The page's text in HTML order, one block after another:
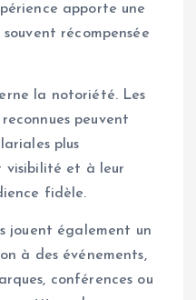
apporte une
récompensée
la notoriété. Les
peuvent
plus
visibilité et à leur
fidèle.
jouent également un
à des événements,
conférences ou